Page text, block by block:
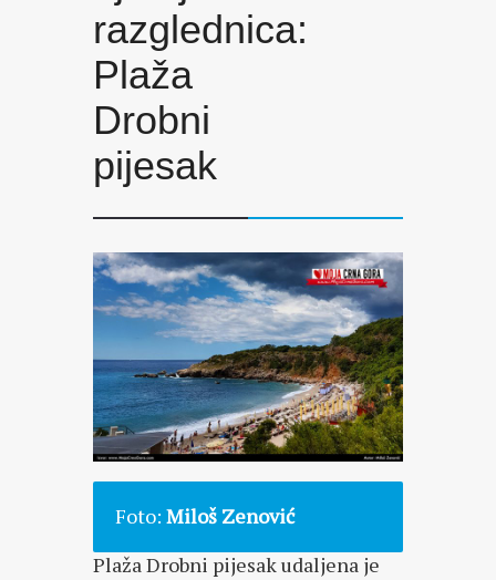
razglednica:
Plaža
Drobni
pijesak
Foto: Miloš Zenović
Plaža Drobni pijesak udaljena je